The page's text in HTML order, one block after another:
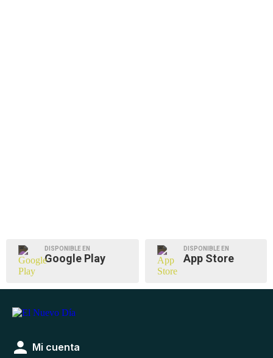
DISPONIBLE EN
Google Play
DISPONIBLE EN
App Store
Mi cuenta